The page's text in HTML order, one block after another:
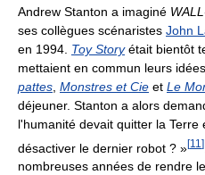
Andrew Stanton a imaginé
ses collègues scénaristes John
en 1994. Toy Storyétait bientôt
mettaient en commun leurs
pattes Monstres et Cie et Le
déjeuner. Stanton a alors
l'humanité devait quitter la
désactiver le dernier robot ? »[11 ]
nombreuses années de rendre